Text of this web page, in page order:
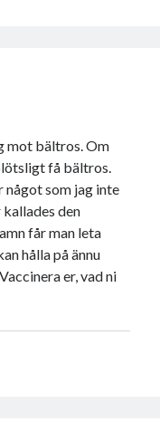
mot bältros. Om
få bältros.
något som jag inte
den
får man leta
hålla på ännu
er, vad ni